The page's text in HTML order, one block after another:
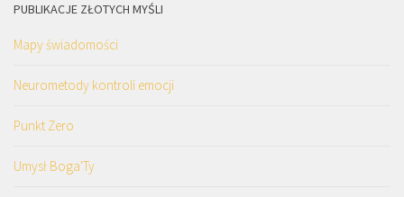
PUBLIKACJE ZŁOTYCH MYŚLI
Mapy świadomości
Neurometody kontroli emocji
Punkt Zero
Umysł Boga'Ty